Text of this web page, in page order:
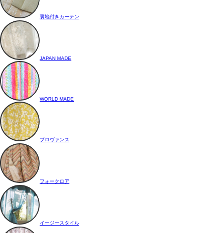
裏地付きカーテン
JAPAN MADE
WORLD MADE
プロヴァンス
フォークロア
イージースタイル